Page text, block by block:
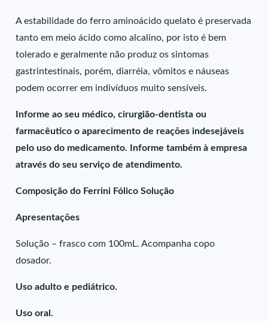
A estabilidade do ferro aminoácido quelato é preservada
tanto em meio ácido como alcalino, por isto é bem
tolerado e geralmente não produz os sintomas
gastrintestinais, porém, diarréia, vômitos e náuseas
podem ocorrer em indivíduos muito sensíveis.
Informe ao seu médico, cirurgião-dentista ou
farmacêutico o aparecimento de reações indesejáveis
pelo uso do medicamento. Informe também à empresa
através do seu serviço de atendimento.
Composição do Ferrini Fólico Solução
Apresentações
Solução – frasco com 100mL. Acompanha copo
dosador.
Uso adulto e pediátrico.
Uso oral.